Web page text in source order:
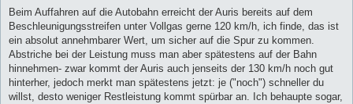
Beim Auffahren auf die Autobahn erreicht der Auris bereits auf dem
Beschleunigungsstreifen unter Vollgas gerne 120 km/h, ich finde, das ist
ein absolut annehmbarer Wert, um sicher auf die Spur zu kommen.
Abstriche bei der Leistung muss man aber spätestens auf der Bahn
hinnehmen- zwar kommt der Auris auch jenseits der 130 km/h noch gut
hinterher, jedoch merkt man spätestens jetzt: je ("noch") schneller du
willst, desto weniger Restleistung kommt spürbar an. Ich behaupte sogar,